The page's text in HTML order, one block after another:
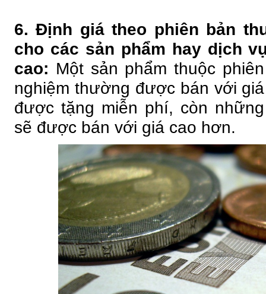
6. Định giá theo phiên bản
cho các sản phẩm hay dịch
cao: Một sản phẩm thuộc
nghiệm thường được bán với
được tặng miễn phí, còn
sẽ được bán với giá cao hơn.